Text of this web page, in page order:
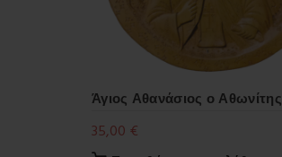
Άγιος Αθανάσιος ο Αθωνίτης
35,00 €